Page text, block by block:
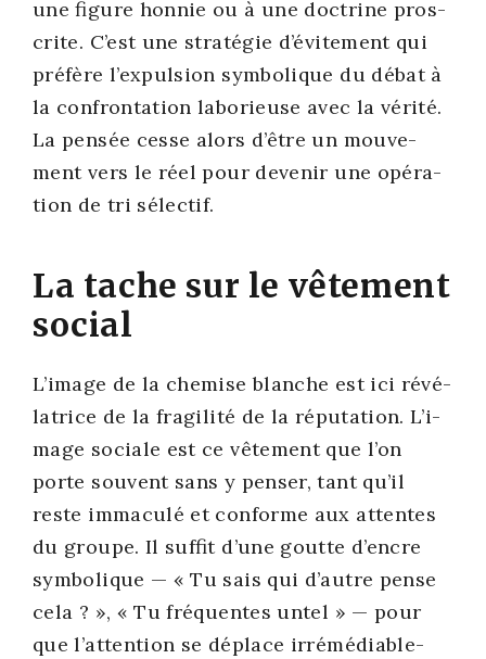
une figure hon­nie ou à une doc­trine pros­
crite. C’est une stra­té­gie d’évitement qui
pré­fère l’expulsion sym­bo­lique du débat à
la confron­ta­tion labo­rieuse avec la véri­té.
La pen­sée cesse alors d’être un mou­ve­
ment vers le réel pour deve­nir une opé­ra­
tion de tri sélec­tif.
La tache sur le vêtement
social
L’i­mage de la che­mise blanche est ici révé­
la­trice de la fra­gi­li­té de la répu­ta­tion. L’i­
mage sociale est ce vête­ment que l’on
porte sou­vent sans y pen­ser, tant qu’il
reste imma­cu­lé et conforme aux attentes
du groupe. Il suf­fit d’une goutte d’encre
sym­bo­lique — « Tu sais qui d’autre pense
cela ? », « Tu fré­quentes untel » — pour
que l’at­ten­tion se déplace irré­mé­dia­ble­